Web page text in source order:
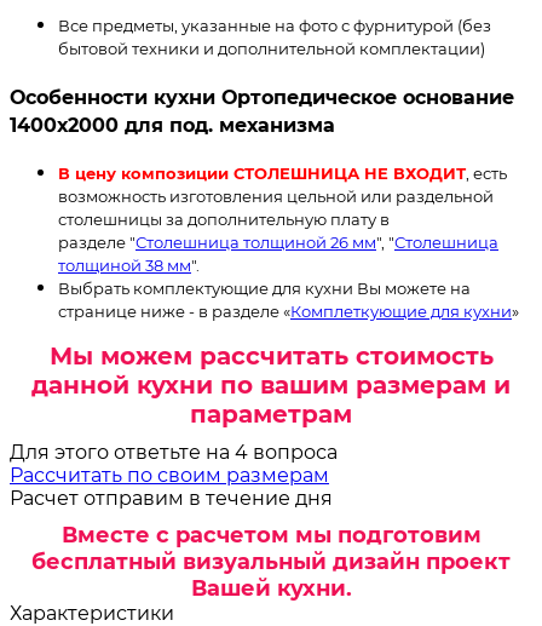
Все предметы, указанные на фото с фурнитурой (без
бытовой техники и дополнительной комплектации)
Особенности кухни Ортопедическое основание
1400х2000 для под. механизма
В цену композиции СТОЛЕШНИЦА НЕ ВХОДИТ, есть
возможность изготовления цельной или раздельной
столешницы за дополнительную плату в
разделе "Столешница толщиной 26 мм", "Столешница
толщиной 38 мм".
Выбрать комплектующие для кухни Вы можете на
странице ниже - в разделе «Комплеткующие для кухни»
Мы можем рассчитать стоимость
данной кухни по вашим размерам и
параметрам
Для этого ответьте на 4 вопроса
Рассчитать по своим размерам
Расчет отправим в течение дня
Вместе с расчетом мы подготовим
бесплатный визуальный дизайн проект
Вашей кухни.
Характеристики